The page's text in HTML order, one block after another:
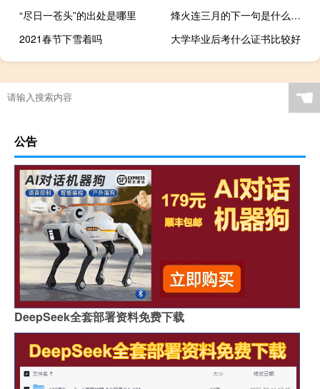
“尽日一苍头”的出处是哪里
烽火连三月的下一句是什么（烽火连三月的下一句）
2021春节下雪着吗
大学毕业后考什么证书比较好
☚
公告
DeepSeek全套部署资料免费下载